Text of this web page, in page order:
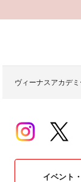
ヴィーナスアカデ
イベント